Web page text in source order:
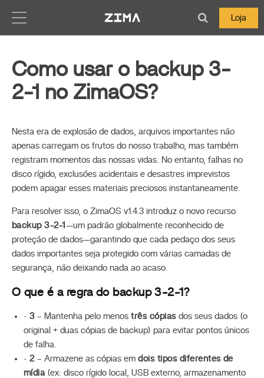
Loja
Como usar o backup 3-
2-1 no ZimaOS?
Nesta era de explosão de dados, arquivos importantes não
apenas carregam os frutos do nosso trabalho, mas também
registram momentos das nossas vidas. No entanto, falhas no
disco rígido, exclusões acidentais e desastres imprevistos
podem apagar esses materiais preciosos instantaneamente.
Para resolver isso, o ZimaOS v1.4.3 introduz o novo recurso
backup 3-2-1 —um padrão globalmente reconhecido de
proteção de dados—garantindo que cada pedaço dos seus
dados importantes seja protegido com várias camadas de
segurança, não deixando nada ao acaso.
O que é a regra do backup 3-2-1?
· 3– Mantenha pelo menostrês cópiasdos seus dados (o
original + duas cópias de backup) para evitar pontos únicos
de falha.
· 2– Armazene as cópias emdois tipos diferentes de
mídia (ex: disco rígido local, USB externo, armazenamento